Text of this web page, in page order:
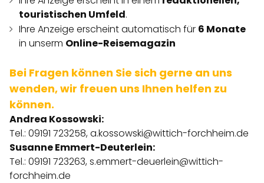
touristischen Umfeld.
Ihre Anzeige erscheint automatisch für 6 Monate
in unserm Online-Reisemagazin
Bei Fragen können Sie sich gerne an uns
wenden, wir freuen uns Ihnen helfen zu
können.
Andrea Kossowski:
Tel.: 09191 723258,a.kossowski@wittich-forchheim.de
Susanne Emmert-Deuterlein:
Tel.: 09191 723263,s.emmert-deuerlein@wittich-
forchheim.de